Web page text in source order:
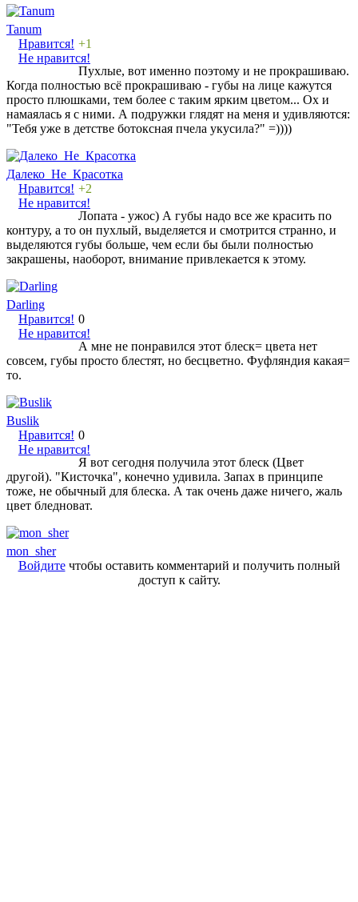
Tanum
Нравится!
Не нравится!
+1
Пухлые, вот именно поэтому и не прокрашиваю.
Когда полностью всё прокрашиваю - губы на лице кажутся
просто плюшками, тем более с таким ярким цветом... Ох и
намаялась я с ними. А подружки глядят на меня и удивляются:
"Тебя уже в детстве ботоксная пчела укусила?" =))))
Далеко_Не_Красотка
Нравится!
Не нравится!
+2
Лопата - ужос) А губы надо все же красить по
контуру, а то он пухлый, выделяется и смотрится странно, и
выделяются губы больше, чем если бы были полностью
закрашены, наоборот, внимание привлекается к этому.
Darling
Нравится!
Не нравится!
0
А мне не понравился этот блеск= цвета нет
совсем, губы просто блестят, но бесцветно. Фуфляндия какая=
то.
Buslik
Нравится!
Не нравится!
0
Я вот сегодня получила этот блеск (Цвет
другой). "Кисточка", конечно удивила. Запах в принципе
тоже, не обычный для блеска. А так очень даже ничего, жаль
цвет бледноват.
mon_sher
Войдитечтобы оставить комментарий и получить полный
доступ к сайту.